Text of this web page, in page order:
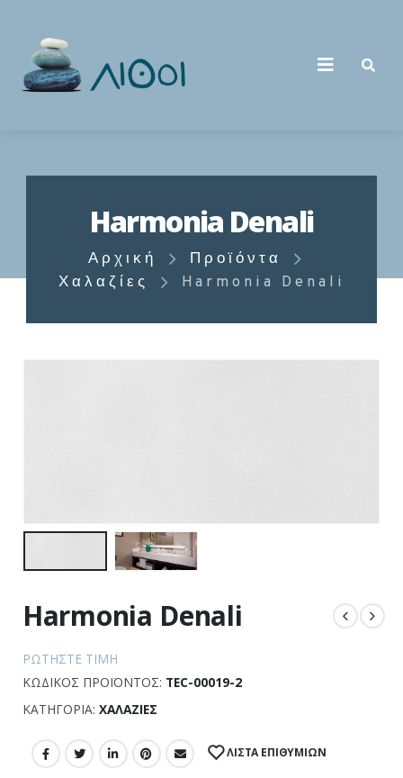
Harmonia Denali
Αρχική
Προϊόντα
Χαλαζίες
Harmonia Denali
Harmonia Denali
ΡΩΤΉΣΤΕ ΤΙΜΉ
ΚΩΔΙΚΌΣ ΠΡΟΪΌΝΤΟΣ: TEC-00019-2
ΚΑΤΗΓΟΡΊΑ: ΧΑΛΑΖΊΕΣ
ΛΊΣΤΑ ΕΠΙΘΥΜΙΏΝ